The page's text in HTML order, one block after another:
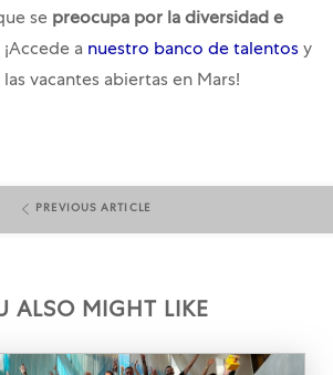
se preocupa por la diversidad e
¡Accede a nuestro banco de talentosy
vacantes abiertas en Mars!
PREVIOUS ARTICLE
ALSO MIGHT LIKE